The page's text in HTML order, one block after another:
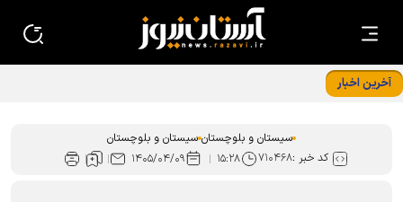
آخرین اخبار
سیستان و بلوچستان سیستان و بلوچستان
کد خبر :۷۱۰۴۶۸ ۱۵:۲۸ ۱۴۰۵/۰۴/۰۹